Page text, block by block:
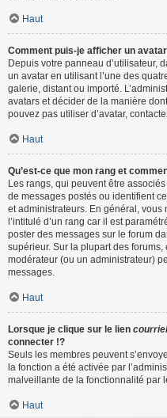
Haut
Comment puis-je afficher un
Depuis votre panneau d’utilisateur,
un avatar en utilisant l’une des
galerie, distant ou importé.
avatars et décider de la manière
pouvez pas utiliser d’avatar,
Haut
Qu’est-ce que mon rang et
Les rangs, qui peuvent être
de messages postés ou identifient
et administrateurs. En général,
l’intitulé d’un rang car il est
poster des messages sur le forum
supérieur. Sur la plupart des
modérateur (ou un administrateur)
messages.
Haut
Lorsque je clique sur le lien courriel
connecter !?
Seuls les membres peuvent
la fonction a été activée par
malveillante de la fonctionnalité par
Haut